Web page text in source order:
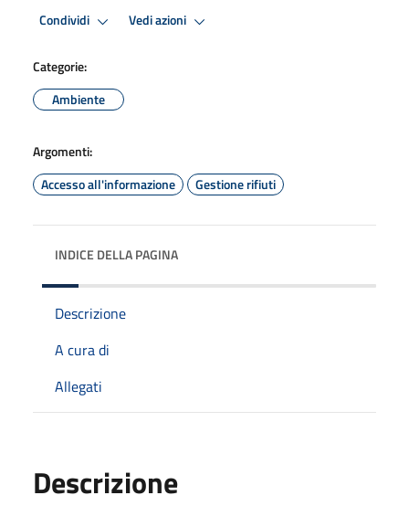
Condividi Vedi azioni
Categorie:
Ambiente
Argomenti:
Accesso all'informazione
Gestione rifiuti
INDICE DELLA PAGINA
Descrizione
A cura di
Allegati
Descrizione